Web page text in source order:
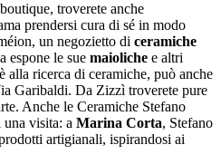
troverete anche
prendersi cura di sé in modo
un negozietto di ceramiche
espone le sue maioliche e altri
alla ricerca di ceramiche, può anche
Garibaldi. Da Zizzì troverete pure
Anche le Ceramiche Stefano
una visita: a Marina Corta, Stefano
artigianali, ispirandosi ai